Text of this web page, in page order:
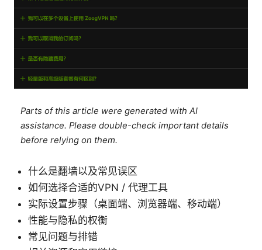
Parts of this article were generated with AI
assistance. Please double-check important details
before relying on them.
什么是翻墙以及常见误区
如何选择合适的VPN / 代理工具
实际设置步骤（桌面端、浏览器端、移动端）
性能与隐私的权衡
常见问题与排错